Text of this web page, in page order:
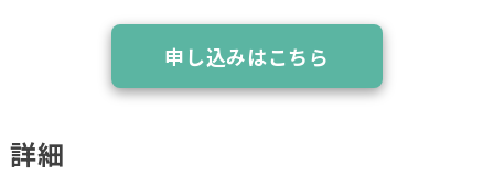
申し込みはこちら
詳細